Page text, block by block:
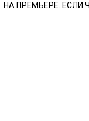
НА ПРЕМЬЕРЕ.